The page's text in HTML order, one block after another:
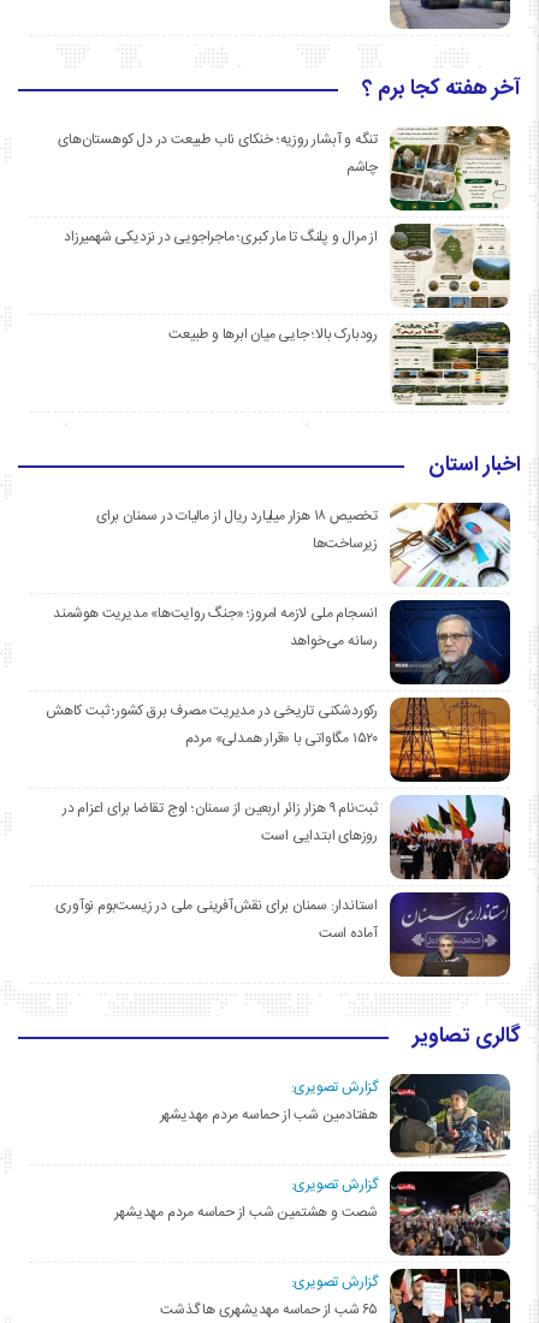
آخر هفته کجا برم ؟
تنگه و آبشار روزیه؛ خنکای ناب طبیعت در دل کوهستان‌های
چاشم
از مرال و پلنگ تا مار کبری؛ ماجراجویی در نزدیکی شهمیرزاد
رودبارک بالا؛ جایی میان ابرها و طبیعت
اخبار استان
تخصیص ۱۸ هزار میلیارد ریال از مالیات در سمنان برای
زیرساخت‌ها
انسجام ملی لازمه امروز؛ «جنگ روایت‌ها» مدیریت هوشمند
رسانه می‌خواهد
رکوردشکنی تاریخی در مدیریت مصرف برق کشور؛ ثبت کاهش
۱۵۲۰ مگاواتی با «قرار همدلی» مردم
ثبت‌نام ۹ هزار زائر اربعین از سمنان؛ اوج تقاضا برای اعزام در
روزهای ابتدایی است
استاندار: سمنان برای نقش‌آفرینی ملی در زیست‌بوم نوآوری
آماده است
گالری تصاویر
گزارش تصویری:
هفتادمین شب از حماسه مردم مهدیشهر
گزارش تصویری:
شصت و هشتمین شب از حماسه مردم مهدیشهر
گزارش تصویری:
۶۵ شب از حماسه مهدیشهری ها گذشت